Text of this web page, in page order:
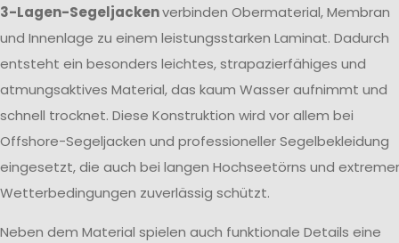
3-Lagen-Segeljackenverbinden Obermaterial, Membran
und Innenlage zu einem leistungsstarken Laminat. Dadurch
entsteht ein besonders leichtes, strapazierfähiges und
atmungsaktives Material, das kaum Wasser aufnimmt und
schnell trocknet. Diese Konstruktion wird vor allem bei
Offshore-Segeljacken und professioneller Segelbekleidung
eingesetzt, die auch bei langen Hochseetörns und
Wetterbedingungen zuverlässig schützt.
Neben dem Material spielen auch funktionale Details eine